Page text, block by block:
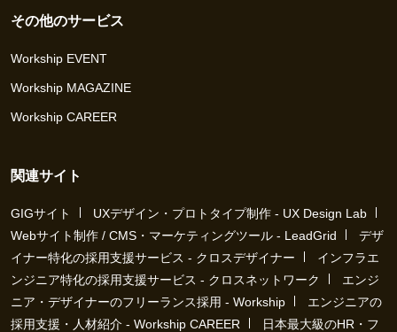
その他のサービス
Workship EVENT
Workship MAGAZINE
Workship CAREER
関連サイト
GIGサイト
UXデザイン・プロトタイプ制作 - UX Design Lab
Webサイト制作 / CMS・マーケティングツール - LeadGrid
デザ
イナー特化の採用支援サービス - クロスデザイナー
インフラエ
ンジニア特化の採用支援サービス - クロスネットワーク
エンジ
ニア・デザイナーのフリーランス採用 - Workship
エンジニアの
採用支援・人材紹介 - Workship CAREER
日本最大級のHR・フ